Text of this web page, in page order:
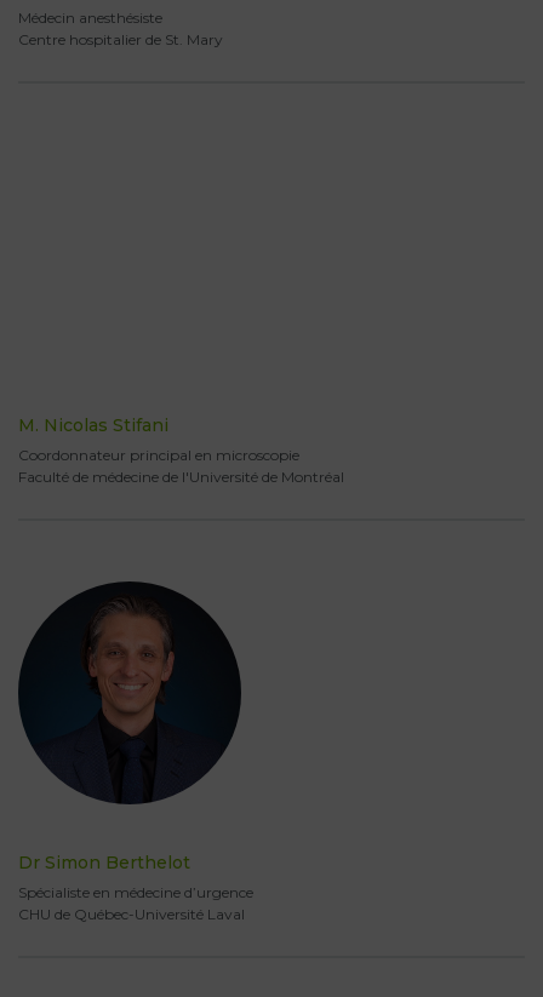
Médecin anesthésiste
Centre hospitalier de St. Mary
M. Nicolas Stifani
Coordonnateur principal en microscopie
Faculté de médecine de l'Université de Montréal
Dr Simon Berthelot
Spécialiste en médecine d’urgence
CHU de Québec-Université Laval